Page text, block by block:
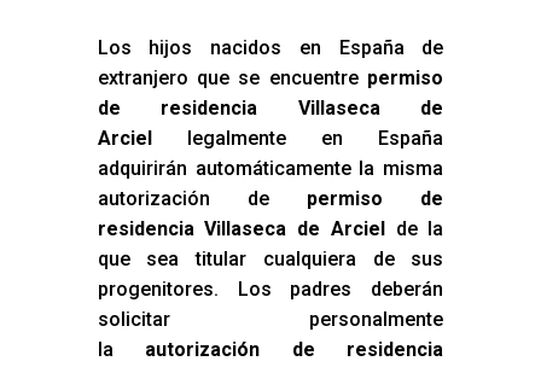
Los hijos nacidos en España de
extranjero que se encuentre permiso
de residencia Villaseca de
Arciellegalmente en España
adquirirán automáticamente la misma
autorización de permiso de
residencia Villaseca de Arcielde la
que sea titular cualquiera de sus
progenitores. Los padres deberán
solicitar personalmente
la autorización de residencia